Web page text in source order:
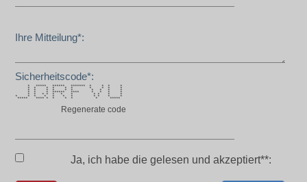
Ihre Mitteilung*:
Sicherheitscode*:
* ***** ****** ******* * * * *
* * * * * * * * * *
* * * * * * * * * *
* * * ****** **** * * * *
* * * * * * * * * * *
* * * * * * * * * * *
***** **** * * * * * *****
Regenerate code
Ja, ich habe die gelesen und akzeptiert**: